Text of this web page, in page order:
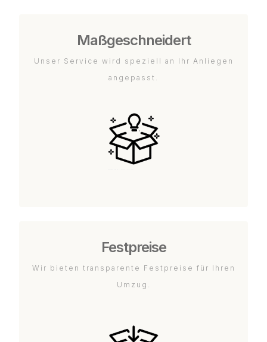
Maßgeschneidert
Unser Service wird speziell an Ihr Anliegen
angepasst.
Festpreise
Wir bieten transparente Festpreise für Ihren
Umzug.